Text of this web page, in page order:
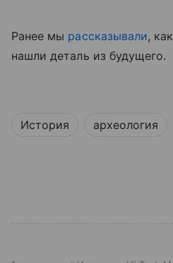
Ранее мы рассказывали,
нашли деталь из будущего.
История археология